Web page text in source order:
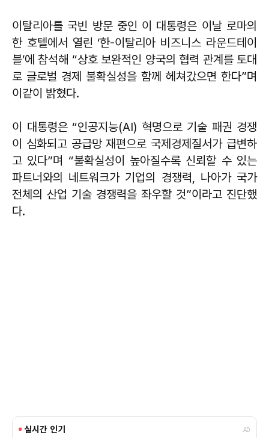
이탈리아를 국빈 방문 중인 이 대통령은 이날 로마의
한 호텔에서 열린 ‘한-이탈리아 비즈니스 라운드테이
블’에 참석해 “상호 보완적인 양국의 협력 관계를 토대
로 글로벌 경제 불확실성을 함께 헤쳐갔으면 한다”며
이같이 밝혔다.
이 대통령은 “인공지능(AI) 혁명으로 기술 패권 경쟁
이 심화되고 공급망 재편으로 국제경제질서가 급변하
고 있다”며 “불확실성이 높아질수록 신뢰할 수 있는
파트너와의 네트워크가 기업의 경쟁력, 나아가 국가
전체의 산업 기술 경쟁력을 좌우할 것”이라고 진단했
다.